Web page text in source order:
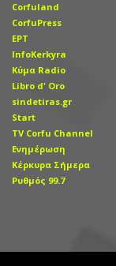
Corfuland
CorfuPress
EΡT
InfoKerkyra
Kύμα Radio
Libro d' Οro
sindetiras.gr
Start
TV Corfu Channel
Ενημέρωση
Κέρκυρα Σήμερα
Ρυθμός 99.7